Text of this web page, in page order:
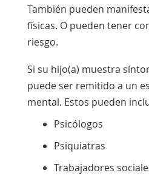
También pueden
físicas. O pueden tener
riesgo.
Si su hijo(a) muestra
puede ser remitido a un
mental. Estos pueden
Psicólogos
Psiquiatras
Trabajadores